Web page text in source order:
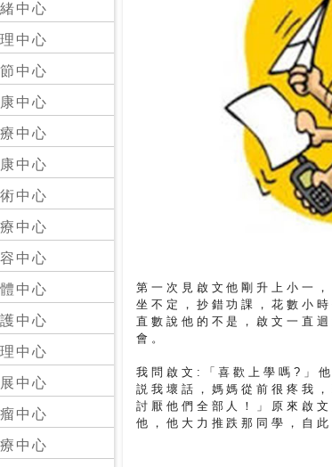
中心
中心
中心
中心
中心
中心
中心
中心
中心
中心
中心
中心
中心
中心
中心
第一次見啟文他剛升上小一
坐不定，抄錯功課，花數小
直數說他的不是，啟文一直
會。
我問啟文:「喜歡上學嗎?」
説我壞話，媽媽從前很疼我
討厭他們全部人！」原來啟
他，他大力推跌那同學，自